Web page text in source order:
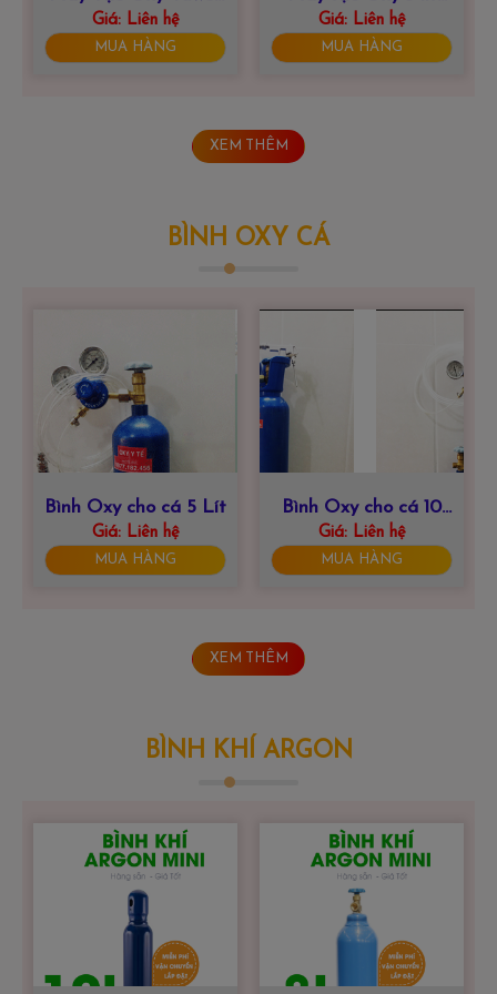
9F-5BW
Giá:Liên hệ
MUA HÀNG
yuwell 8F-3AW
Giá:Liên hệ
MUA HÀNG
XEM THÊM
BÌNH OXY CÁ
Bình Oxy cho cá 5 Lít
Giá:Liên hệ
MUA HÀNG
Bình Oxy cho cá 10
Lít
Giá:Liên hệ
MUA HÀNG
XEM THÊM
BÌNH KHÍ ARGON